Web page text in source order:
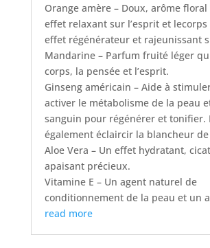
Orange amère – Doux, arôme
effet relaxant sur l’esprit et lecorps
effet régénérateur et rajeunissant
Mandarine – Parfum fruité léger
corps, la pensée et l’esprit.
Ginseng américain – Aide à
activer le métabolisme de la peau
sanguin pour régénérer et tonifier.
également éclaircir la blancheur
Aloe Vera – Un effet hydratant,
apaisant précieux.
Vitamine E – Un agent naturel de
conditionnement de la peau et un
read more